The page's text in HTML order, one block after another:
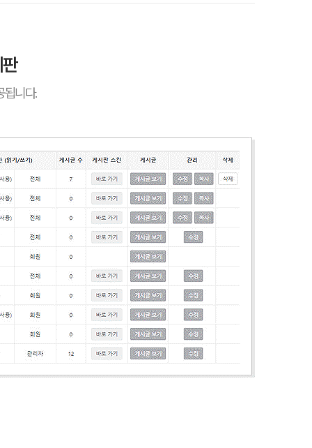
됩니다.